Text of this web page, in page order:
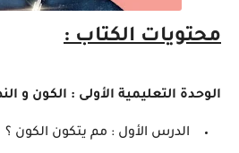
محتويات الكتاب :
الوحدة التعليمية الأولى : الكون و
الدرس الأول : مم يتكون الكون ؟